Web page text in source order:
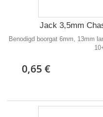
Jack 3,5mm
Benodigd boorgat 6mm, 13mm
0,65 €